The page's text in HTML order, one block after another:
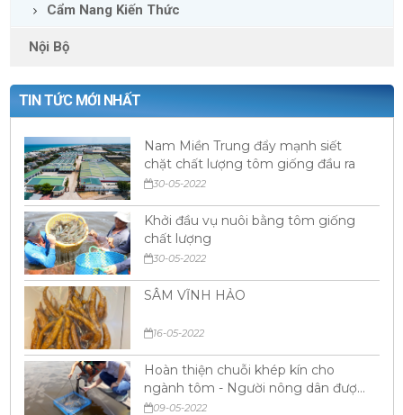
Cẩm Nang Kiến Thức
Nội Bộ
TIN TỨC MỚI NHẤT
Nam Miền Trung đẩy mạnh siết
chặt chất lượng tôm giống đầu ra
30-05-2022
Khởi đầu vụ nuôi bằng tôm giống
chất lượng
30-05-2022
SÂM VĨNH HẢO
16-05-2022
Hoàn thiện chuỗi khép kín cho
ngành tôm - Người nông dân được
hưởng lợi
09-05-2022